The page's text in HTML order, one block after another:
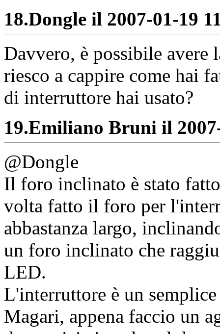
18.Dongle il 2007-01-19
Davvero, è possibile avere
riesco a cappire come hai
di interruttore hai usato?
19.Emiliano Bruni il
@Dongle
Il foro inclinato è stato
volta fatto il foro per
abbastanza largo,
un foro inclinato che
LED.
L'interruttore è un
Magari, appena faccio un